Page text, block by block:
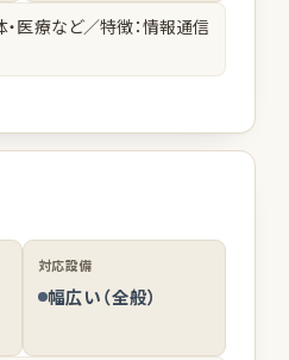
・医療など／特徴：情報通信
対応設備
幅広い（全般）